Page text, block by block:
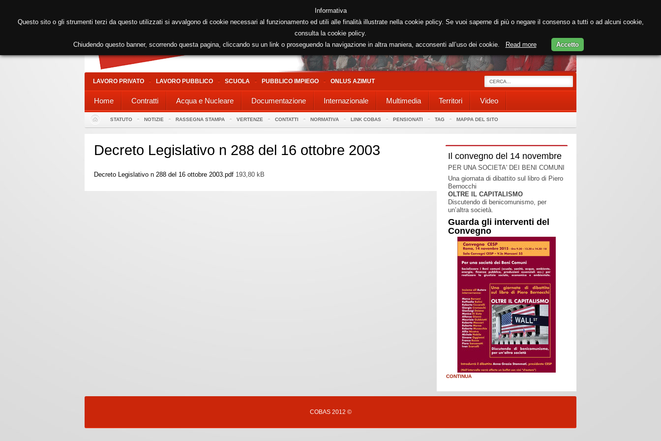
LAVORO PRIVATO LAVORO PUBBLICO SCUOLA PUBBLICO IMPIEGO ONLUS AZIMUT
Home Contratti Acqua e Nucleare Documentazione Internazionale Multimedia Territori Video
STATUTO NOTIZIE RASSEGNA STAMPA VERTENZE CONTATTI NORMATIVA LINK COBAS PENSIONATI TAG MAPPA DEL SITO
Decreto Legislativo n 288 del 16 ottobre 2003
Decreto Legislativo n 288 del 16 ottobre 2003.pdf 193,80 kB
Il convegno del 14 novembre
PER UNA SOCIETA' DEI BENI COMUNI
Una giornata di dibattito sul libro di Piero
Bernocchi
OLTRE IL CAPITALISMO
Discutendo di benicomunismo, per
un’altra società.
Guarda gli interventi del
Convegno
CONTINUA
COBAS 2012 ©
Informativa
Questo sito o gli strumenti terzi da questo utilizzati si avvalgono di cookie necessari al funzionamento ed utili alle finalità illustrate nella cookie policy. Se vuoi saperne di più o negare il consenso a tutti o ad alcuni cookie,
consulta la cookie policy.
Chiudendo questo banner, scorrendo questa pagina, cliccando su un link o proseguendo la navigazione in altra maniera, acconsenti all’uso dei cookie.
Read more Accetto